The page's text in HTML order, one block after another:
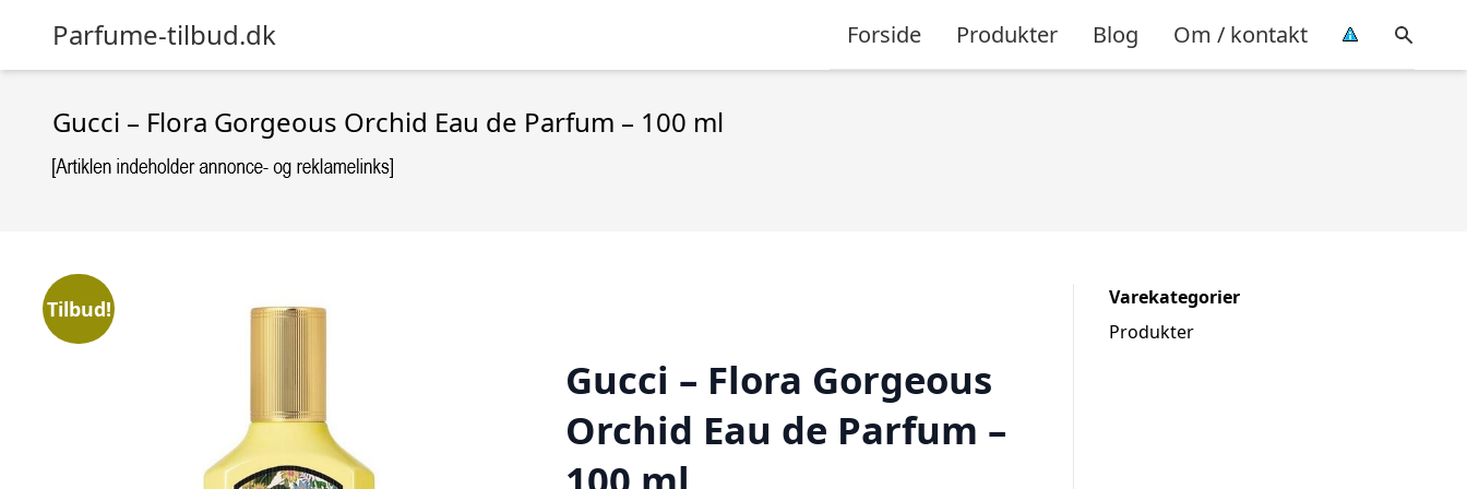
Parfume-tilbud.dk Forside Produkter Blog Om / kontakt
Gucci – Flora Gorgeous Orchid Eau de Parfum – 100 ml
Tilbud!
Gucci – Flora Gorgeous
Orchid Eau de Parfum –
Varekategorier
Produkter